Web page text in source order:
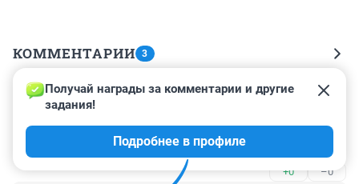
КОММЕНТАРИИ 3
Гость
4 марта 2013, 01:01
откажится от ребенка в пользу деда тогда ребенку
дадут квартиру такой парадокс
+0 –0
Получай награды за комментарии и другие
задания!
Подробнее в профиле